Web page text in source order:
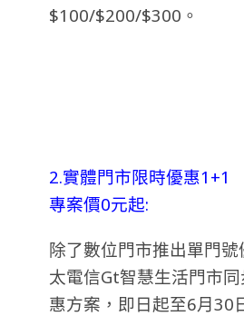
$100/$200/$300。
2.實體門市限時優惠
專案價0元起:
除了數位門市推出單門
太電信Gt智慧生活門市
惠方案，即日起至6月30